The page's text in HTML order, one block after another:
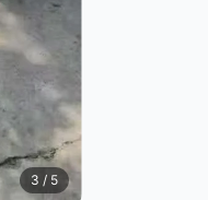
3 / 5